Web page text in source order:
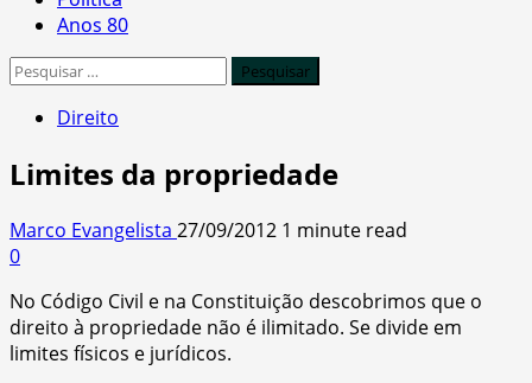
Anos 80
Pesquisar
Direito
Limites da propriedade
Marco Evangelista 27/09/2012 1 minute read
0
No Código Civil e na Constituição descobrimos que o
direito à propriedade não é ilimitado. Se divide em
limites físicos e jurídicos.